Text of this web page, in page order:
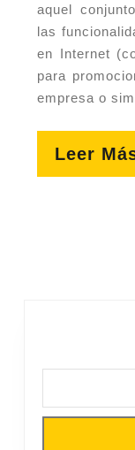
aquel
las
en Internet
para
empresa o
Leer